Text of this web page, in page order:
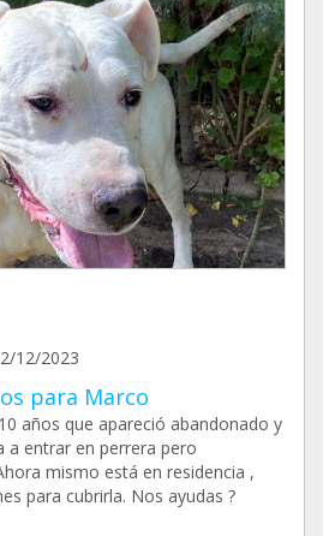
12/2023
para Marco
años que apareció abandonado y
a entrar en perrera pero
mismo está en residencia ,
para cubrirla. Nos ayudas ?